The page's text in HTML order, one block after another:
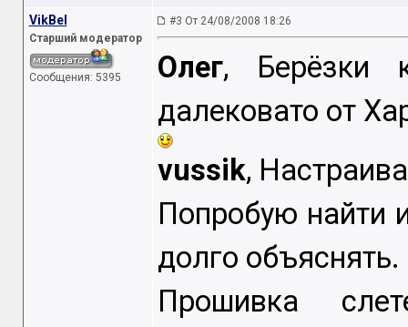
VikBel
Старший модератор
Сообщения: 5395
#3 От 24/08/2008 18:26
Oлег, Берёзки
далековато от
vussik,
Попробую найти
долго объяснять.
Прошивка